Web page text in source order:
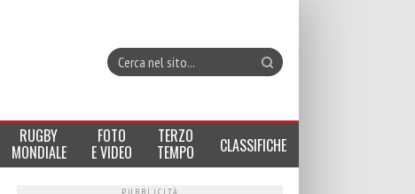
RUGBY
MONDIALE
FOTO
E VIDEO
TERZO
TEMPO CLASSIFICHE